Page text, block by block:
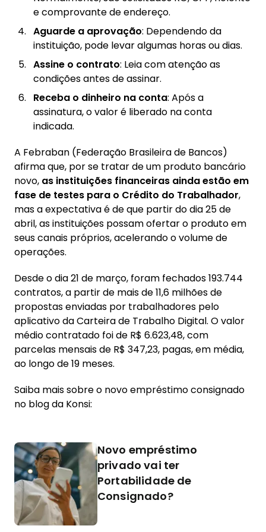
e comprovante de endereço.
Aguarde a aprovação: Dependendo da
instituição, pode levar algumas horas ou dias.
Assine o contrato: Leia com atenção as
condições antes de assinar.
Receba o dinheiro na conta: Após a
assinatura, o valor é liberado na conta
indicada.
A Febraban (Federação Brasileira de Bancos)
afirma que, por se tratar de um produto bancário
novo, as instituições financeiras ainda estão em
fase de testes para o Crédito do Trabalhador,
mas a expectativa é de que partir do dia 25 de
abril, as instituições possam ofertar o produto em
seus canais próprios, acelerando o volume de
operações.
Desde o dia 21 de março, foram fechados 193.744
contratos, a partir de mais de 11,6 milhões de
propostas enviadas por trabalhadores pelo
aplicativo da Carteira de Trabalho Digital. O valor
médio contratado foi de R$ 6.623,48, com
parcelas mensais de R$ 347,23, pagas, em média,
ao longo de 19 meses.
Saiba mais sobre o novo empréstimo consignado
no blog da Konsi:
Novo empréstimo
privado vai ter
Portabilidade de
Consignado?